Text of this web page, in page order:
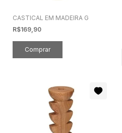
CASTICAL EM MADEIRA G
R$169,90